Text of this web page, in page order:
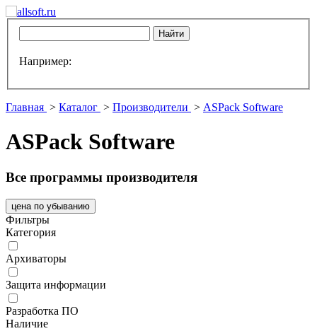
Например:
Главная > Каталог > Производители > ASPack Software
ASPack Software
Все программы производителя
цена по убыванию
Фильтры
Категория
Архиваторы
Защита информации
Разработка ПО
Наличие